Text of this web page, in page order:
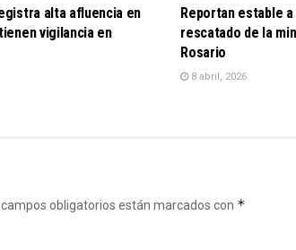
alta afluencia en
vigilancia en
Reportan estable
rescatado de la
Rosario
8 abril, 2026
obligatorios están marcados con *